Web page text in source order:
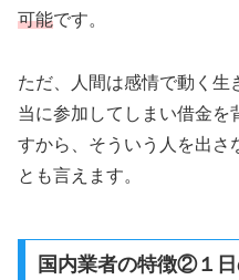
可能です。
ただ、人間は感情で動く生
当に参加してしまい借金を
すから、そういう人を出さ
とも言えます。
国内業者の特徴②１